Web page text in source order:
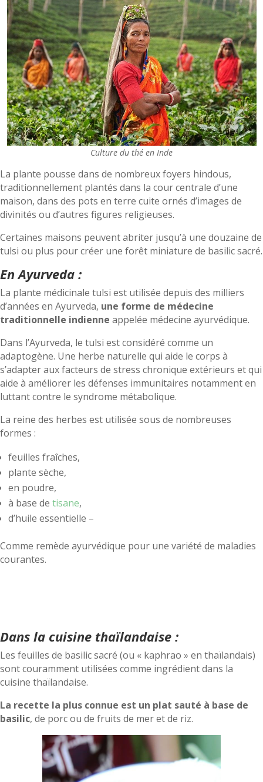
Culture du thé en Inde
La plante pousse dans de nombreux foyers hindous,
traditionnellement plantés dans la cour centrale d’une
maison, dans des pots en terre cuite ornés d’images de
divinités ou d’autres figures religieuses.
Certaines maisons peuvent abriter jusqu’à une douzaine de
tulsi ou plus pour créer une forêt miniature de basilic sacré.
En Ayurveda :
La plante médicinale tulsi est utilisée depuis des milliers
d’années en Ayurveda, une forme de médecine
traditionnelle indienne appelée médecine ayurvédique.
Dans l’Ayurveda, le tulsi est considéré comme un
adaptogène. Une herbe naturelle qui aide le corps à
s’adapter aux facteurs de stress chronique extérieurs et qui
aide à améliorer les défenses immunitaires notamment en
luttant contre le syndrome métabolique.
La reine des herbes est utilisée sous de nombreuses
formes :
feuilles fraîches,
plante sèche,
en poudre,
à base de tisane,
d’huile essentielle –
Comme remède ayurvédique pour une variété de maladies
courantes.
Dans la cuisine thaïlandaise :
Les feuilles de basilic sacré (ou « kaphrao » en thaïlandais)
sont couramment utilisées comme ingrédient dans la
cuisine thaïlandaise.
La recette la plus connue est un plat sauté à base de
basilic, de porc ou de fruits de mer et de riz.